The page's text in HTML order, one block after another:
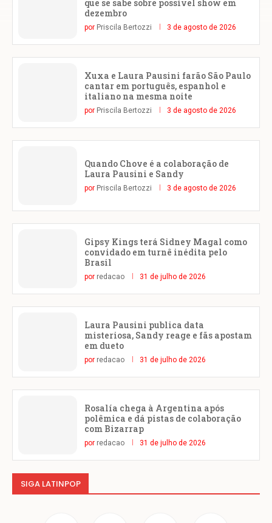
que se sabe sobre possível show em
dezembro
por Priscila Bertozzi 3 de agosto de 2026
Xuxa e Laura Pausini farão São Paulo
cantar em português, espanhol e
italiano na mesma noite
por Priscila Bertozzi 3 de agosto de 2026
Quando Chove é a colaboração de
Laura Pausini e Sandy
por Priscila Bertozzi 3 de agosto de 2026
Gipsy Kings terá Sidney Magal como
convidado em turnê inédita pelo
Brasil
por redacao 31 de julho de 2026
Laura Pausini publica data
misteriosa, Sandy reage e fãs apostam
em dueto
por redacao 31 de julho de 2026
Rosalía chega à Argentina após
polêmica e dá pistas de colaboração
com Bizarrap
por redacao 31 de julho de 2026
SIGA LATINPOP